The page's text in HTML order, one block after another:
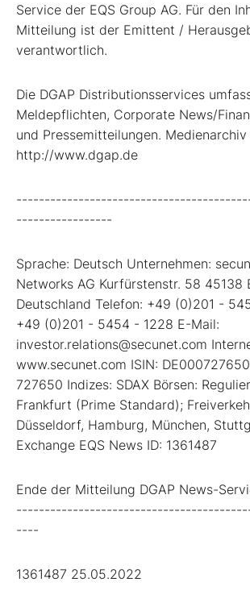
Service der EQS Group AG. Für den
Mitteilung ist der Emittent /
verantwortlich.
Die DGAP Distributionsservices
Meldepflichten, Corporate News/
und Pressemitteilungen.
http://www.dgap.de
-----------------
Sprache: Deutsch Unternehmen:
Networks AG Kurfürstenstr. 58 45138
Deutschland Telefon: +49 (0)201 -
+49 (0)201 - 5454 - 1228 E-Mail:
investor.relations@secunet.com
www.secunet.com ISIN:
727650 Indizes: SDAX Börsen:
Frankfurt (Prime Standard);
Düsseldorf, Hamburg, München,
Exchange EQS News ID: 1361487
Ende der Mitteilung DGAP News-
----
1361487 25.05.2022